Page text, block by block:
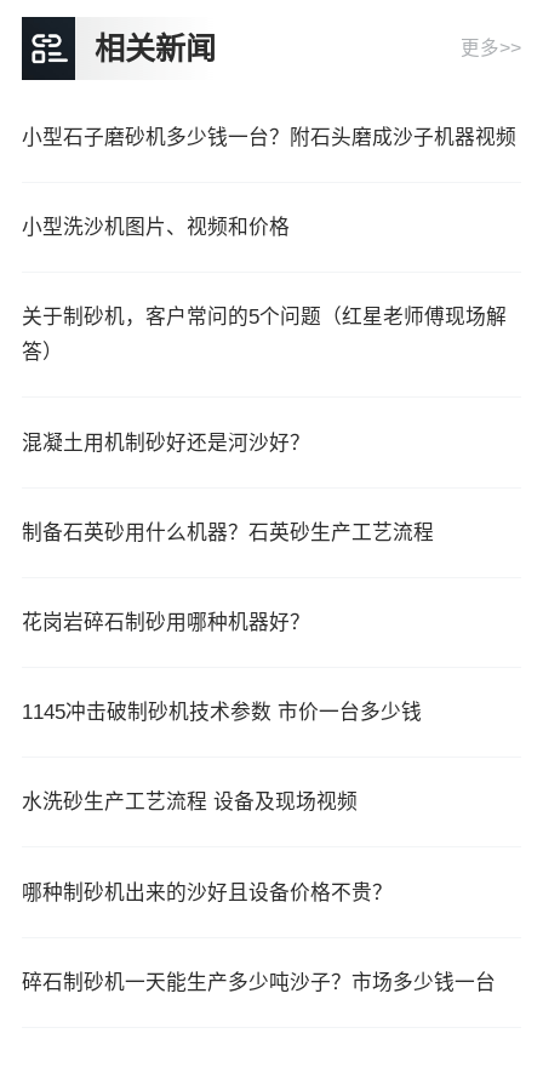
相关新闻 更多>>
小型石子磨砂机多少钱一台？附石头磨成沙子机器视频
小型洗沙机图片、视频和价格
关于制砂机，客户常问的5个问题（红星老师傅现场解
答）
混凝土用机制砂好还是河沙好？
制备石英砂用什么机器？石英砂生产工艺流程
花岗岩碎石制砂用哪种机器好？
1145冲击破制砂机技术参数 市价一台多少钱
水洗砂生产工艺流程 设备及现场视频
哪种制砂机出来的沙好且设备价格不贵？
碎石制砂机一天能生产多少吨沙子？市场多少钱一台